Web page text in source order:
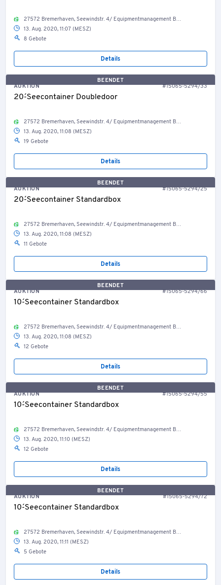
27572 Bremerhaven, Seewindstr. 4/ Equipmentmanagement Bestand Container, Welt
13. Aug. 2020, 11:07 (MESZ)
8 Gebote
Details
BEENDET
AUKTION
#15065-5294/33
20´-Seecontainer Doubledoor
27572 Bremerhaven, Seewindstr. 4/ Equipmentmanagement Bestand Container, Welt
13. Aug. 2020, 11:08 (MESZ)
19 Gebote
Details
BEENDET
AUKTION
#15065-5294/25
20´-Seecontainer Standardbox
27572 Bremerhaven, Seewindstr. 4/ Equipmentmanagement Bestand Container, Welt
13. Aug. 2020, 11:08 (MESZ)
11 Gebote
Details
BEENDET
AUKTION
#15065-5294/66
10´-Seecontainer Standardbox
27572 Bremerhaven, Seewindstr. 4/ Equipmentmanagement Bestand Container, Welt
13. Aug. 2020, 11:08 (MESZ)
12 Gebote
Details
BEENDET
AUKTION
#15065-5294/55
10´-Seecontainer Standardbox
27572 Bremerhaven, Seewindstr. 4/ Equipmentmanagement Bestand Container, Welt
13. Aug. 2020, 11:10 (MESZ)
12 Gebote
Details
BEENDET
AUKTION
#15065-5294/72
10´-Seecontainer Standardbox
27572 Bremerhaven, Seewindstr. 4/ Equipmentmanagement Bestand Container, Welt
13. Aug. 2020, 11:11 (MESZ)
5 Gebote
Details